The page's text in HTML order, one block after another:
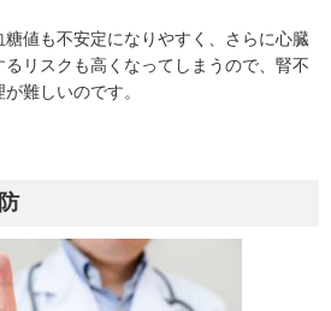
値も不安定になりやすく、さらに心臓
リスクも高くなってしまうので、腎不
難しいのです。